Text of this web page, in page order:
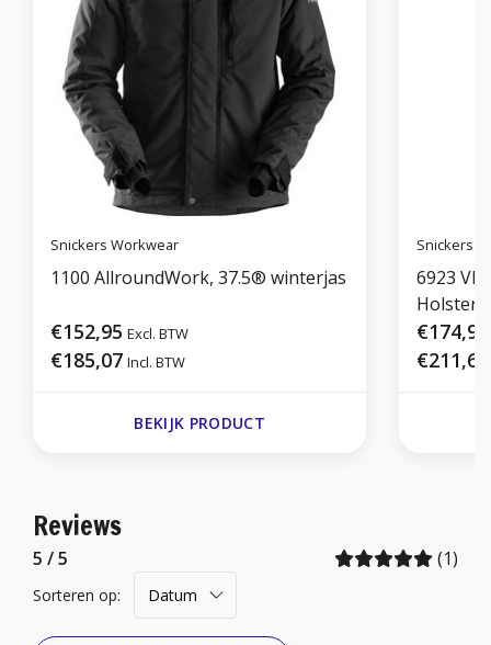
Snickers Workwear
1100 AllroundWork, 37.5® winterjas
€152,95 Excl. BTW
€185,07 Incl. BTW
BEKIJK PRODUCT
Snickers
6923
€174,95
€211,69
Reviews
5 / 5 (1)
Sorteren op: